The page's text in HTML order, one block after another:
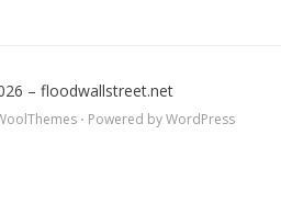
– floodwallstreet.net
⋅ Powered byWordPress